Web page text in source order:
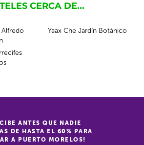
CERCA DE...
Yaax Che Jardín Botánico
ANTES QUE NADIE
DE HASTA EL 60% PARA
A PUERTO MORELOS!